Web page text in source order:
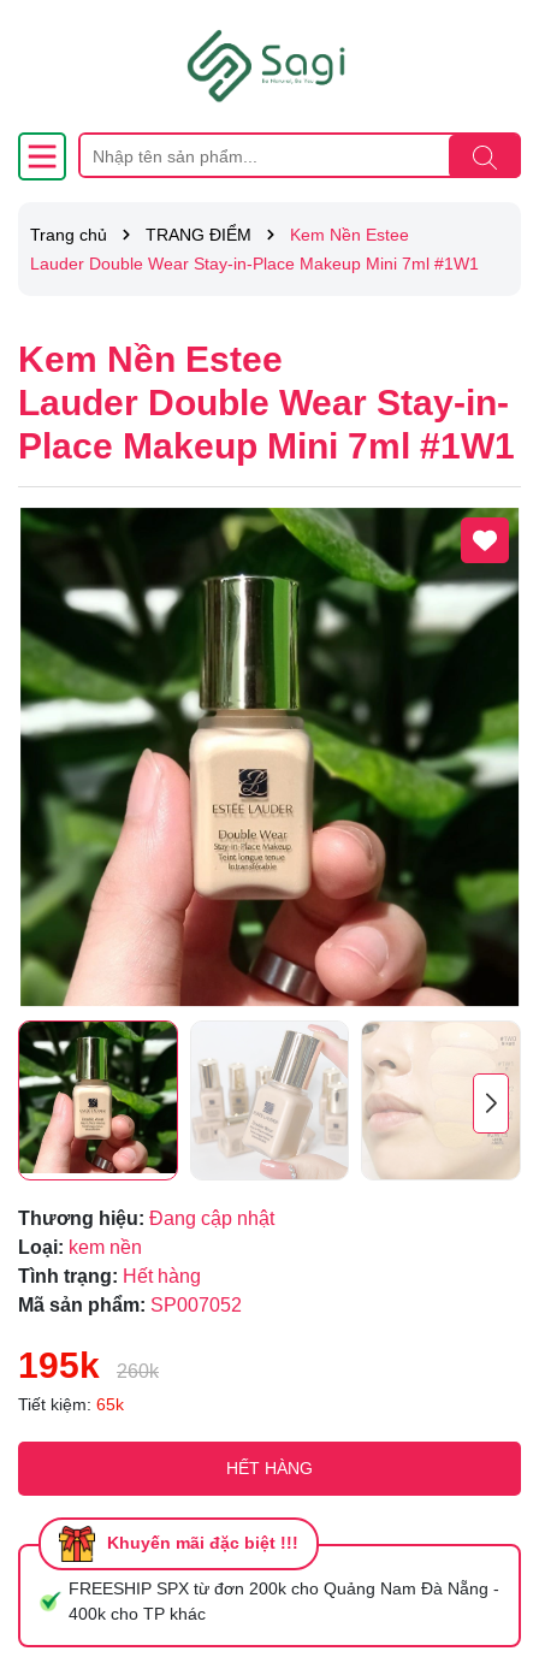
Trang chủ TRANG ĐIỂM
Kem Nền Estee
Lauder Double Wear Stay-in-Place Makeup Mini 7ml #1W1
Kem Nền Estee
Lauder Double Wear Stay-in-
Place Makeup Mini 7ml #1W1
Thương hiệu: Đang cập nhật
Loại: kem nền
Tình trạng: Hết hàng
Mã sản phẩm: SP007052
195k 260k
Tiết kiệm: 65k
HẾT HÀNG
Khuyến mãi đặc biệt !!!
FREESHIP SPX từ đơn 200k cho Quảng Nam Đà Nẵng -
400k cho TP khác
Mã giảm giá:
Ngày hết hạn:
Điều kiện: